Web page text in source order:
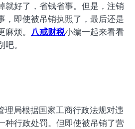
就好了，省钱省事。但是，注销
，即使被吊销执照了，最后还是
烦。
八戒财税小编一起来看看
。
理局根据国家工商行政法规对违
种行政处罚。但即使被吊销了营